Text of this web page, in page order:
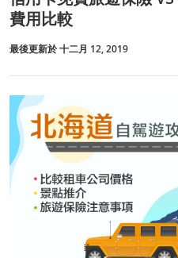
費用比較
最後更新於 十二月 12, 2019